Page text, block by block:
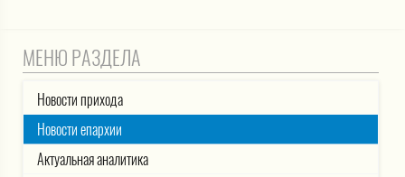
МЕНЮ РАЗДЕЛА
Новости прихода
Новости епархии
Актуальная аналитика